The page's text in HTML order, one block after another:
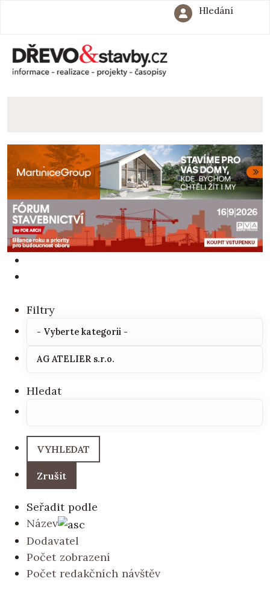
Hledání
Filtry
Hledat
Seřadit podle
Název
Dodavatel
Počet zobrazení
Počet redakčních návštěv